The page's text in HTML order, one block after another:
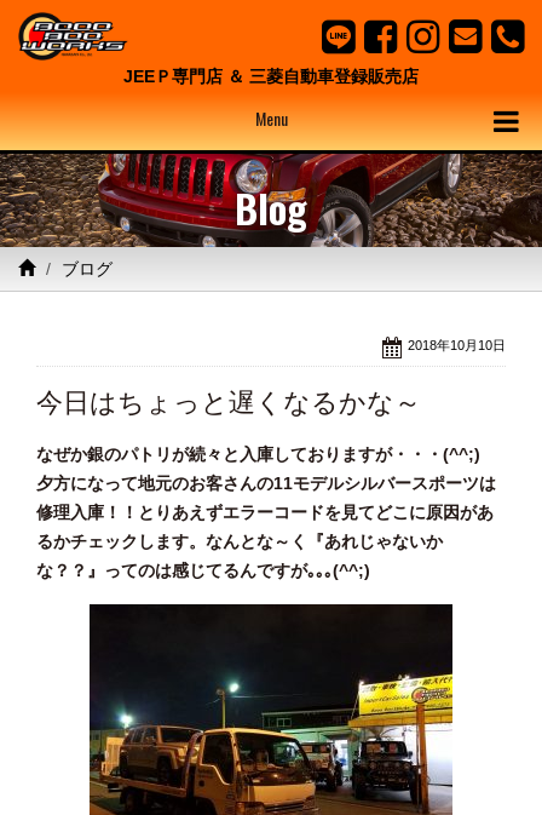
JEEＰ専門店 ＆ 三菱自動車登録販売店
Menu
Blog
ブログ
2018年10月10日
今日はちょっと遅くなるかな～
なぜか銀のパトリが続々と入庫しておりますが・・・(^^;)
夕方になって地元のお客さんの11モデルシルバースポーツは
修理入庫！！とりあえずエラーコードを見てどこに原因があ
るかチェックします。なんとな～く『あれじゃないか
な？？』ってのは感じてるんですが｡｡｡(^^;)